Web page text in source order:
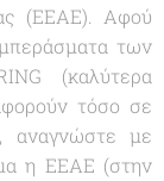
(ΕΕΑΕ). Αφού
των
(καλύτερα
τόσο σε
αναγνώστε με
η ΕΕΑΕ (στην